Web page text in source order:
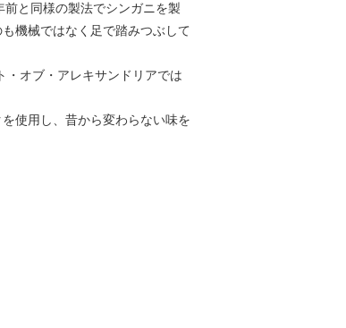
と同様の製法でシンガニを製
機械ではなく足で踏みつぶして
・オブ・アレキサンドリアでは
使用し、昔から変わらない味を